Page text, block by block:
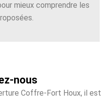
mieux comprendre les
nous
Coffre-Fort Houx, il est